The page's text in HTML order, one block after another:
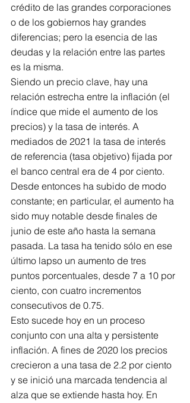
crédito de las grandes corporaciones
o de los gobiernos hay grandes
diferencias; pero la esencia de las
deudas y la relación entre las partes
es la misma.
Siendo un precio clave, hay una
relación estrecha entre la inflación (el
índice que mide el aumento de los
precios) y la tasa de interés. A
mediados de 2021 la tasa de interés
de referencia (tasa objetivo) fijada por
el banco central era de 4 por ciento.
Desde entonces ha subido de modo
constante; en particular, el aumento ha
sido muy notable desde finales de
junio de este año hasta la semana
pasada. La tasa ha tenido sólo en ese
último lapso un aumento de tres
puntos porcentuales, desde 7 a 10 por
ciento, con cuatro incrementos
consecutivos de 0.75.
Esto sucede hoy en un proceso
conjunto con una alta y persistente
inflación. A fines de 2020 los precios
crecieron a una tasa de 2.2 por ciento
y se inició una marcada tendencia al
alza que se extiende hasta hoy. En